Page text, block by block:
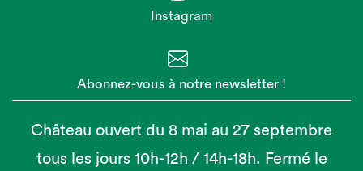
Instagram
Abonnez-vous à notre newsletter !
Château ouvert du 8 mai au 27 septembre
tous les jours 10h-12h / 14h-18h. Fermé le